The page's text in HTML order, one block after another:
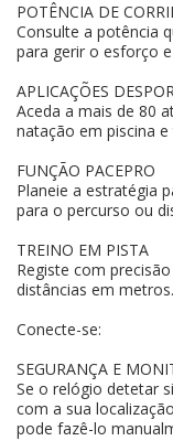
POTÊNCIA DE
Consulte a potência
para gerir o esforço
APLICAÇÕES
Aceda a mais de 80
natação em piscina
FUNÇÃO PACEPRO
Planeie a estratégia
para o percurso ou
TREINO EM PISTA
Registe com
distâncias em metros.
Conecte-se:
SEGURANÇA E
Se o relógio detetar
com a sua
pode fazê-lo